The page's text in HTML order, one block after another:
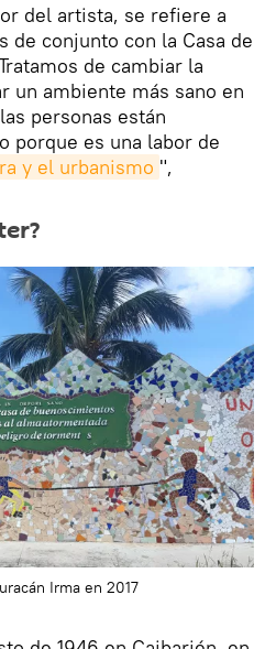
del artista, se refiere a
de conjunto con la Casa de
de cambiar la
un ambiente más sano en
personas están
porque es una labor de
y el urbanismo ",
Irma en 2017